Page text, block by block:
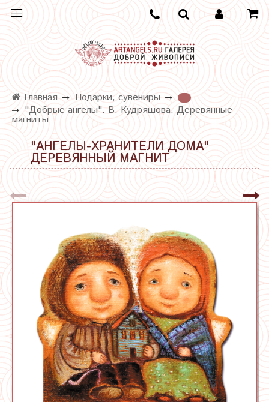
Главная Подарки, сувениры
-
"Добрые ангелы". В. Кудряшова. Деревянные
магниты
"АНГЕЛЫ-ХРАНИТЕЛИ ДОМА"
ДЕРЕВЯННЫЙ МАГНИТ